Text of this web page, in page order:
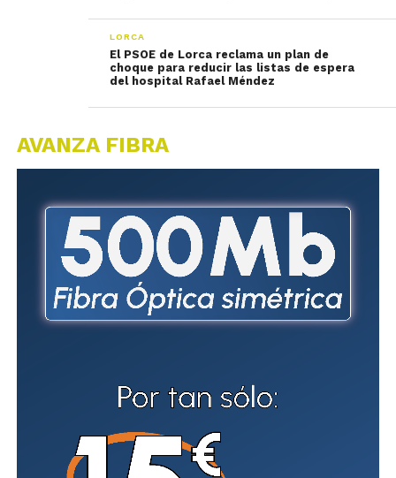
LORCA
El PSOE de Lorca reclama un plan de
choque para reducir las listas de espera
del hospital Rafael Méndez
AVANZA FIBRA